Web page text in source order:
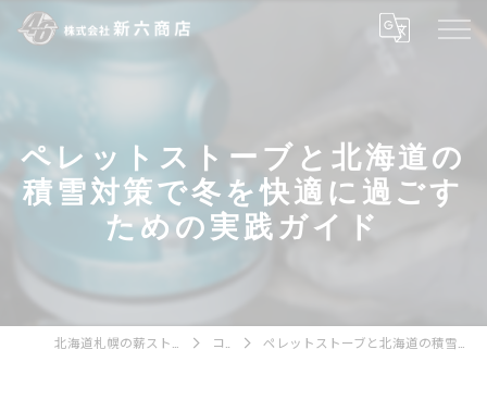
ペレットストーブと北海道の
積雪対策で冬を快適に過ごす
ための実践ガイド
コラム ペレットストーブと北海道の積雪対策で冬を快適に過ごすための実践ガイド